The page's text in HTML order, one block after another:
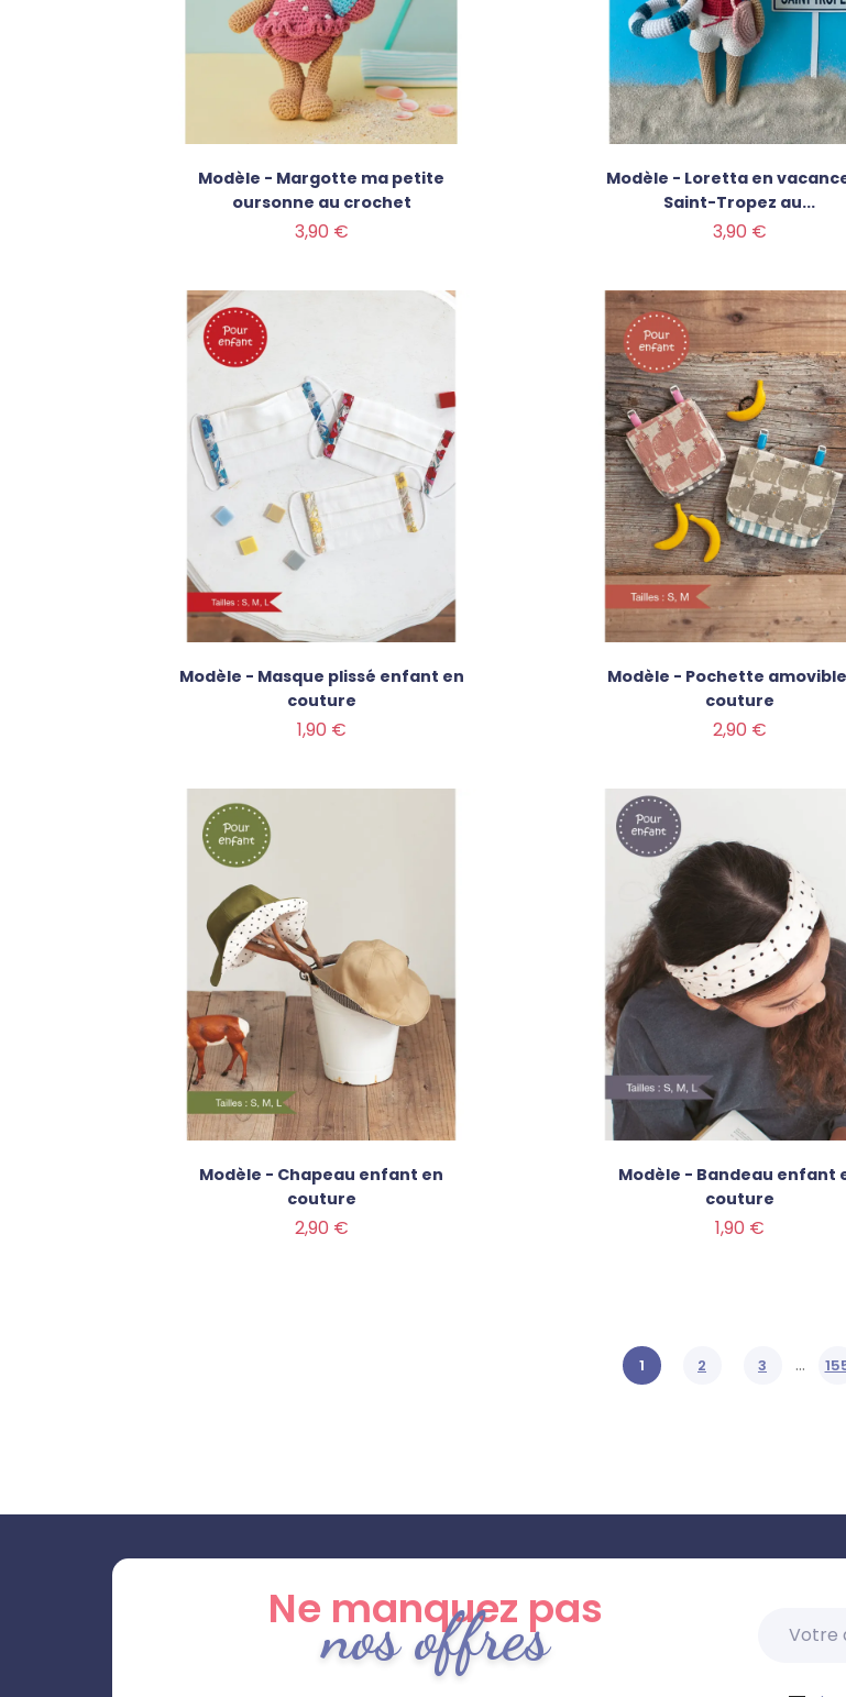
Modèle - Margotte ma petite
oursonne au crochet
3,90 €
Modèle - Loretta en
Saint-Tropez au...
3,90 €
Modèle - Masque plissé enfant en
couture
1,90 €
Modèle - Pochette
couture
2,90 €
Modèle - Chapeau enfant en
couture
2,90 €
Modèle - Bandeau enfant
couture
1,90 €
1 2 3 …
Ne manquez pas
nos offres